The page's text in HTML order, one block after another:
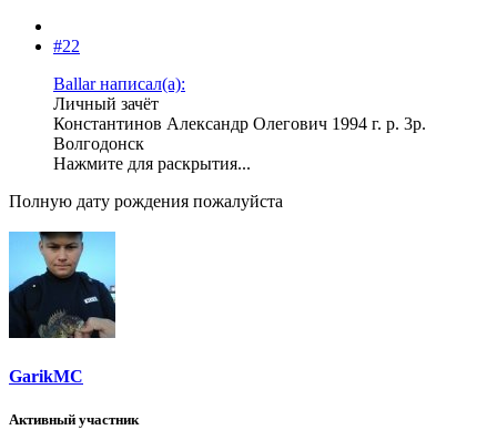
#22
Ballar написал(а):
Личный зачёт
Константинов Александр Олегович 1994 г. р. 3р.
Волгодонск
Нажмите для раскрытия...
Полную дату рождения пожалуйста
GarikMC
Активный участник